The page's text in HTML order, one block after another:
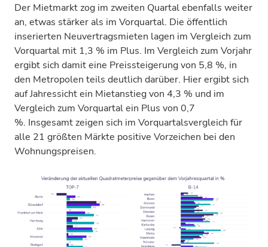
Der Mietmarkt zog im zweiten Quartal ebenfalls weiter
an, etwas stärker als im Vorquartal. Die öffentlich
inserierten Neuvertragsmieten lagen im Vergleich zum
Vorquartal mit 1,3 % im Plus. Im Vergleich zum Vorjahr
ergibt sich damit eine Preissteigerung von 5,8 %, in
den Metropolen teils deutlich darüber. Hier ergibt sich
auf Jahressicht ein Mietanstieg von 4,3 % und im
Vergleich zum Vorquartal ein Plus von 0,7
%. Insgesamt zeigen sich im Vorquartalsvergleich für
alle 21 größten Märkte positive Vorzeichen bei den
Wohnungspreisen.